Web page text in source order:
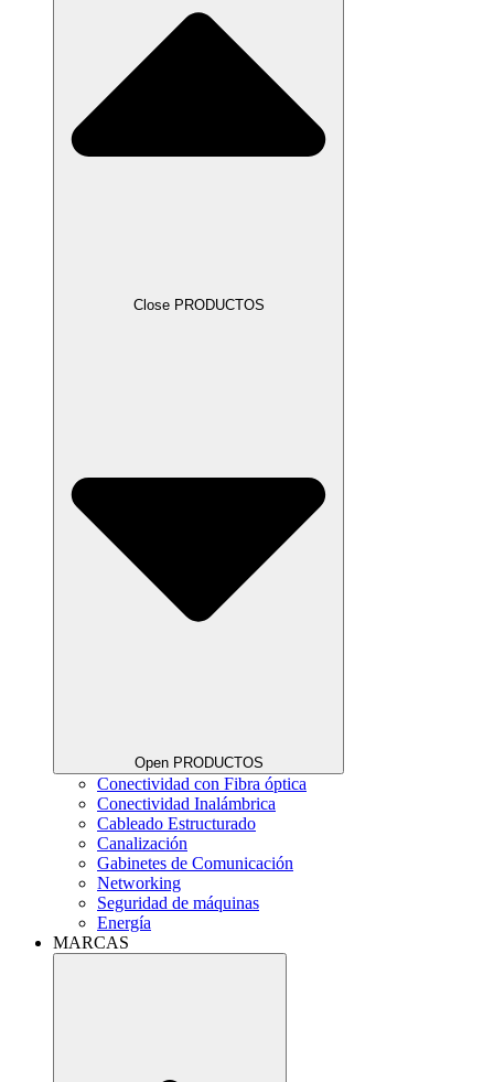
Close PRODUCTOS
Open PRODUCTOS
Conectividad con Fibra óptica
Conectividad Inalámbrica
Cableado Estructurado
Canalización
Gabinetes de Comunicación
Networking
Seguridad de máquinas
Energía
MARCAS